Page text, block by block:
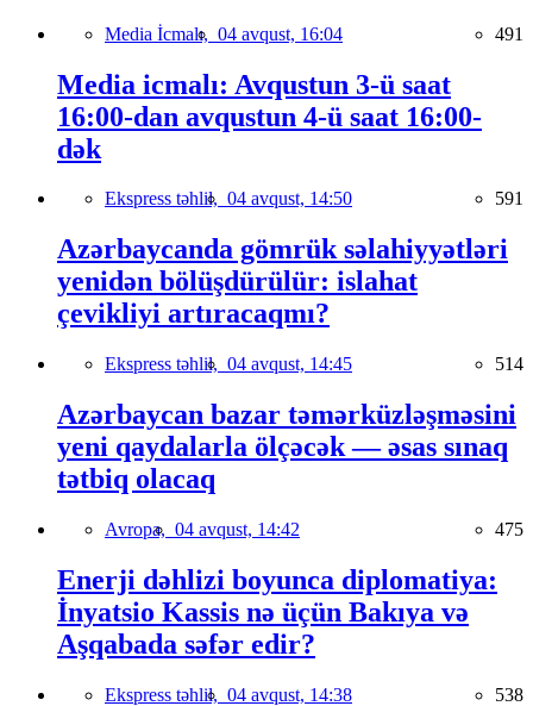
Media İcmalı, 04 avqust, 16:04 491
Media icmalı: Avqustun 3-ü saat
16:00-dan avqustun 4-ü saat 16:00-
dək
Ekspress təhlil, 04 avqust, 14:50 591
Azərbaycanda gömrük səlahiyyətləri
yenidən bölüşdürülür: islahat
çevikliyi artıracaqmı?
Ekspress təhlil, 04 avqust, 14:45 514
Azərbaycan bazar təmərküzləşməsini
yeni qaydalarla ölçəcək — əsas sınaq
tətbiq olacaq
Avropa, 04 avqust, 14:42 475
Enerji dəhlizi boyunca diplomatiya:
İnyatsio Kassis nə üçün Bakıya və
Aşqabada səfər edir?
Ekspress təhlil, 04 avqust, 14:38 538